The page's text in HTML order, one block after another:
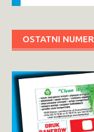
OSTATNI NUMER